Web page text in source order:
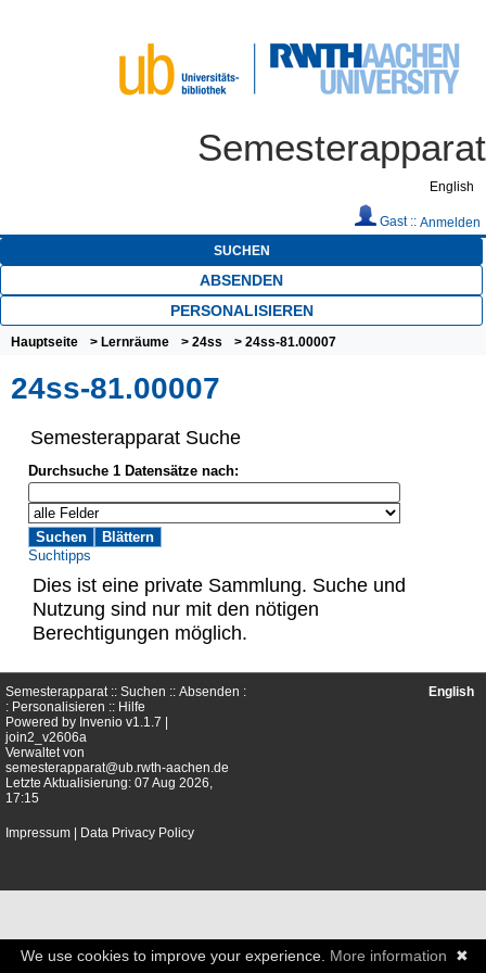
Semesterapparat
English
Gast :: Anmelden
SUCHEN
ABSENDEN
PERSONALISIEREN
Hauptseite > Lernräume > 24ss > 24ss-81.00007
24ss-81.00007
Semesterapparat Suche
Durchsuche 1 Datensätze nach:
Suchtipps
Dies ist eine private Sammlung. Suche und
Nutzung sind nur mit den nötigen
Berechtigungen möglich.
Semesterapparat :: Suchen :: Absenden :
: Personalisieren :: Hilfe
Powered by Invenio v1.1.7 |
join2_v2606a
Verwaltet von
semesterapparat@ub.rwth-aachen.de
Letzte Aktualisierung: 07 Aug 2026,
17:15
Impressum Data Privacy Policy
English
✖
We use cookies to improve your experience. More information